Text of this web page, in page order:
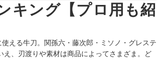
キング【プロ用も紹
える牛刀。関孫六・藤次郎・ミソノ・グレステ
、刃渡りや素材は商品によってさまざま。ど